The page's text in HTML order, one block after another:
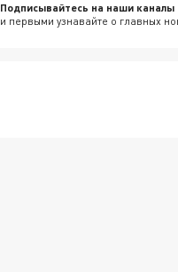
Подписывайтесь на наши каналы
и первыми узнавайте о главных